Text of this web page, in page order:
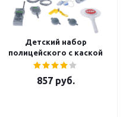
Детский набор
полицейского с каской
857руб.